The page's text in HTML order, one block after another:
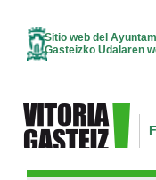
Sitio web del
Gasteizko Udalaren